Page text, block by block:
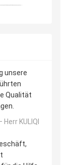
unsere
Qualität
KULIQI